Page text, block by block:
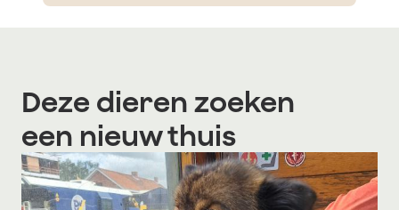
Deze dieren zoeken
een nieuw thuis